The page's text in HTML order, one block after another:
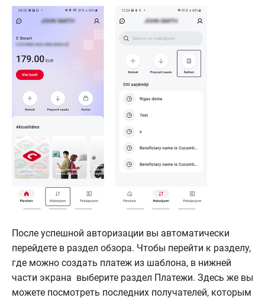
После успешной авторизации вы автоматически
перейдете в раздел обзора. Чтобы перейти к разделу,
где можно создать платеж из шаблона, в нижней
части экрана выберите раздел Платежи. Здесь же вы
можете посмотреть последних получателей, которым